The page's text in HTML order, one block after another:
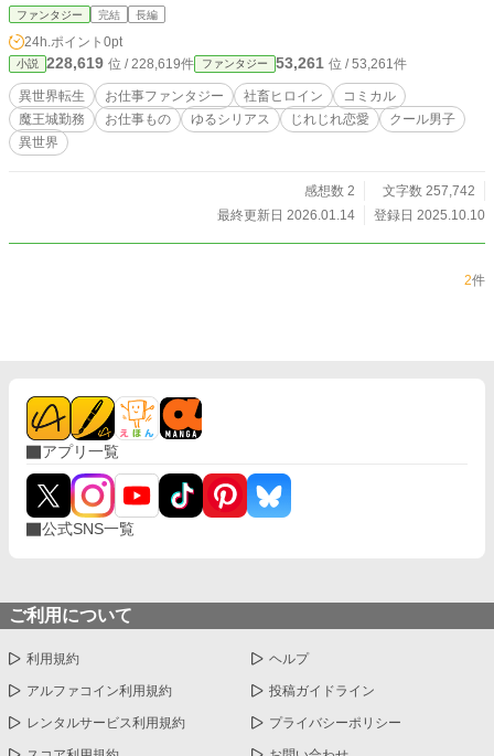
情に翻弄されて……？ 働くことでしか自分を認められないシ
値を見つけていくファンタジーお仕事じれ恋ストーリー。 ※
caitaでも投稿中です
ファンタジー 完結 長編
24h.ポイント 0pt
小説 228,619 位 / 228,619件 ファンタジー 53,261 位 / 53,261件
異世界転生 お仕事ファンタジー 社畜ヒロイン
コミカル
魔王城勤務
お仕事もの ゆるシリアス じれじれ恋愛
クール男子
異世界
感想数 2
文字数 257,742
最終更新日 2026.01.14
登録日 2025.10.10
2件
アプリ一覧
公式SNS一覧
ご利用について
利用規約 ヘルプ
アルファコイン利用規約 投稿ガイドライン
レンタルサービス利用規約 プライバシーポリシー